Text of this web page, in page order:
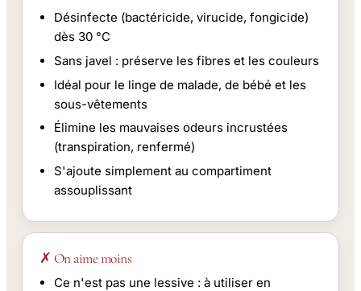
Désinfecte (bactéricide, virucide, fongicide)
dès 30 °C
Sans javel : préserve les fibres et les couleurs
Idéal pour le linge de malade, de bébé et les
sous-vêtements
Élimine les mauvaises odeurs incrustées
(transpiration, renfermé)
S'ajoute simplement au compartiment
assouplissant
✗ On aime moins
Ce n'est pas une lessive : à utiliser en